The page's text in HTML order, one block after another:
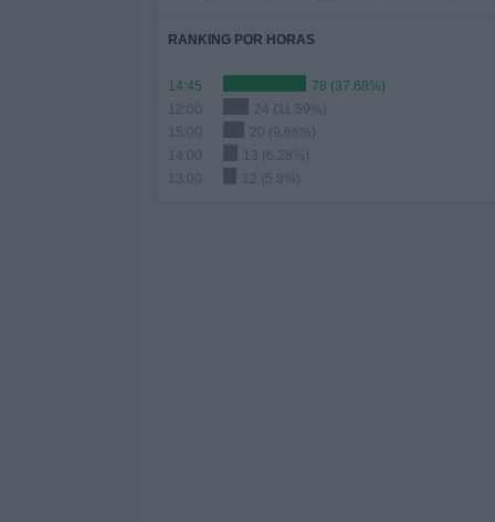
RANKING POR HORAS
14:45
78 (37.68%)
12:00
24 (11.59%)
15:00
20 (9.66%)
13 (6.28%)
13:00
12 (5.8%)